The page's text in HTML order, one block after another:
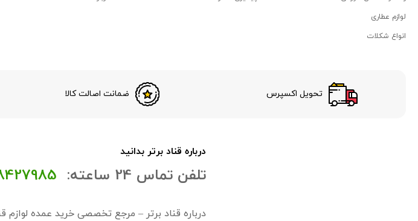
لوازم عطاری
انواع شکلات
تحویل اکسپرس ضمانت اصالت کالا
درباره قناد برتر بدانید
تلفن تماس 24 ساعته:
درباره قناد برتر – مرجع تخصصی خرید عمده لوازم